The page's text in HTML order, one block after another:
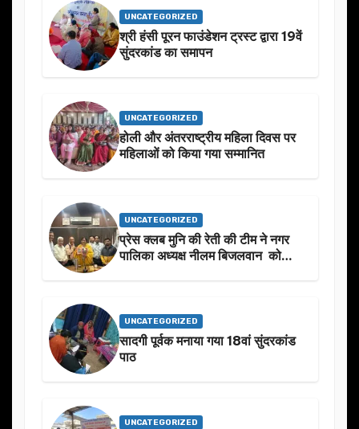
UNCATEGORIZED
श्री हंसी पूरन फाउंडेशन ट्रस्ट द्वारा 19वें
सुंदरकांड का समापन
UNCATEGORIZED
होली और अंतरराष्ट्रीय महिला दिवस पर
महिलाओं को किया गया सम्मानित
UNCATEGORIZED
प्रेस क्लब मुनि की रेती की टीम ने नगर
पालिका अध्यक्ष नीलम बिजलवान को
UNCATEGORIZED
सादगी पूर्वक मनाया गया 18वां सुंदरकांड
पाठ
UNCATEGORIZED